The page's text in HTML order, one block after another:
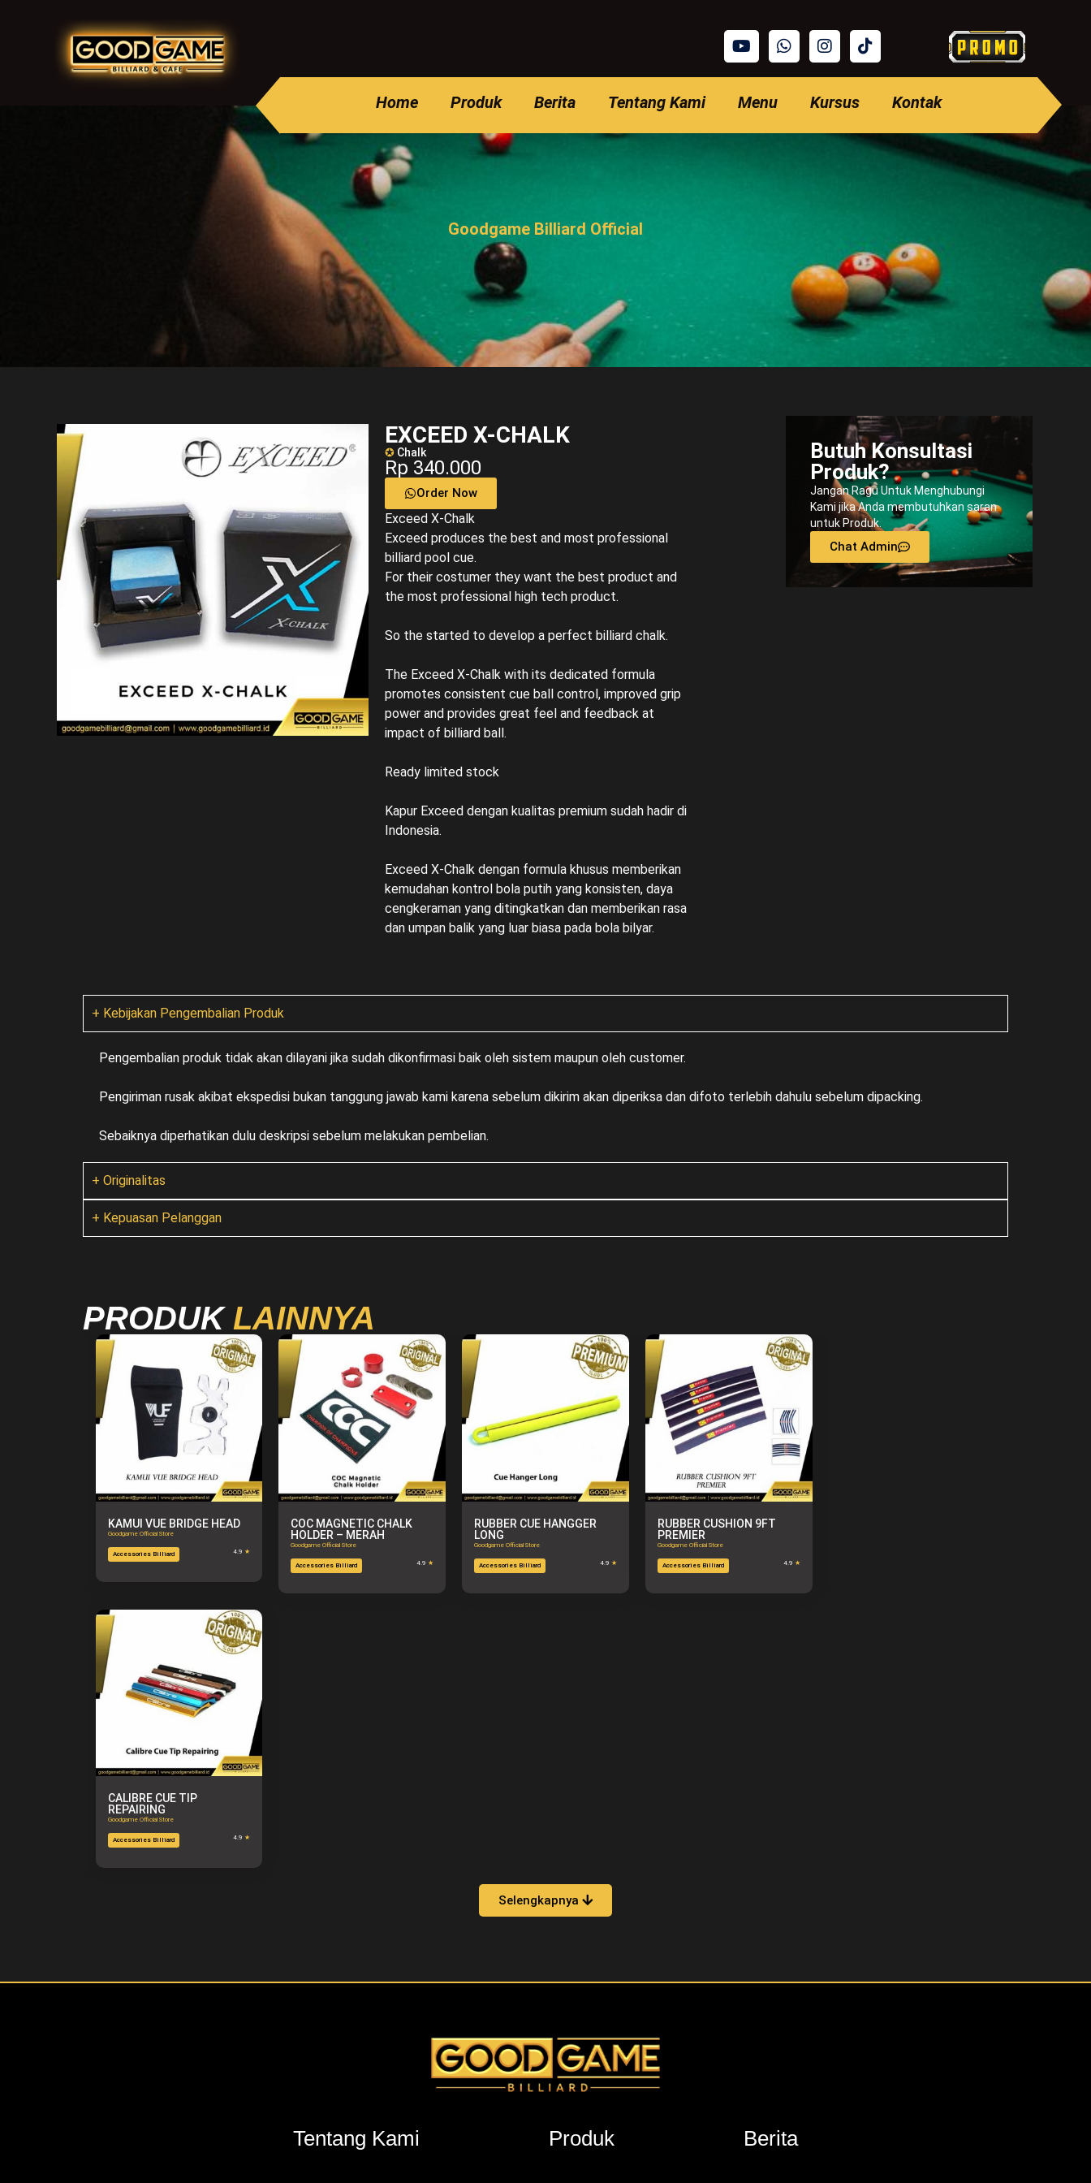
Home Produk Berita Tentang Kami Menu Kursus Kontak
Goodgame Billiard Official
EXCEED X-CHALK
✪ Chalk
Rp 340.000
Order Now
Exceed X-Chalk
Exceed produces the best and most professional
billiard pool cue.
For their costumer they want the best product and
the most professional high tech product.
So the started to develop a perfect billiard chalk.
The Exceed X-Chalk with its dedicated formula
promotes consistent cue ball control, improved grip
power and provides great feel and feedback at
impact of billiard ball.
Ready limited stock
Kapur Exceed dengan kualitas premium sudah hadir di
Indonesia.
Exceed X-Chalk dengan formula khusus memberikan
kemudahan kontrol bola putih yang konsisten, daya
cengkeraman yang ditingkatkan dan memberikan rasa
dan umpan balik yang luar biasa pada bola bilyar.
Butuh Konsultasi
Produk?
Jangan Ragu Untuk Menghubungi
Kami jika Anda membutuhkan saran
untuk Produk.
Chat Admin
+ Kebijakan Pengembalian Produk
Pengembalian produk tidak akan dilayani jika sudah dikonfirmasi baik oleh sistem maupun oleh customer.
Pengiriman rusak akibat ekspedisi bukan tanggung jawab kami karena sebelum dikirim akan diperiksa dan difoto terlebih dahulu sebelum dipacking.
Sebaiknya diperhatikan dulu deskripsi sebelum melakukan pembelian.
+ Originalitas
+ Kepuasan Pelanggan
PRODUK LAINNYA
KAMUI VUE BRIDGE HEAD
Goodgame Official Store
Accessories Billiard 4.9 ★
COC MAGNETIC CHALK
HOLDER – MERAH
Goodgame Official Store
Accessories Billiard 4.9 ★
RUBBER CUE HANGGER
LONG
Goodgame Official Store
Accessories Billiard 4.9 ★
RUBBER CUSHION 9FT
PREMIER
Goodgame Official Store
Accessories Billiard 4.9 ★
CALIBRE CUE TIP
REPAIRING
Goodgame Official Store
Accessories Billiard 4.9 ★
Selengkapnya
Tentang Kami Produk Berita